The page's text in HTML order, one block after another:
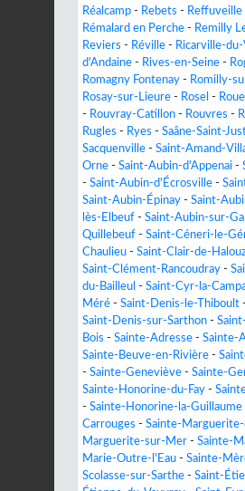
Réalcamp - Rebets - Reffuveille
Rémalard en Perche - Remilly
Reviers - Réville - Ricarville-du-
d'Andaine - Rives-en-Seine -
Romagny Fontenay - Romilly-
Rosay-sur-Lieure - Rosel -
- Rouvray-Catillon - Rouvres -
Rugles - Ryes - Saâne-Saint-
Sacquenville - Saint-Amand-
Orne - Saint-Aubin-d'Appenai -
- Saint-Aubin-d'Écrosville -
Saint-Aubin-Épinay - Saint-
lès-Elbeuf - Saint-Aubin-sur-
Quillebeuf - Saint-Céneri-le-
Chaulieu - Saint-Clair-de-
Saint-Clément-Rancoudray -
du-Bailleul - Saint-Cyr-la-
Méré - Saint-Denis-le-Thiboult -
Saint-Denis-sur-Sarthon -
Bois - Sainte-Adresse - Sainte-
Sainte-Beuve-en-Rivière -
- Sainte-Geneviève - Sainte-
Sainte-Honorine-du-Fay -
- Sainte-Honorine-la-Guillaume
Carrouges - Sainte-
Marguerite-sur-Mer - Sainte-
Marie-Outre-l'Eau - Sainte-
Scolasse-sur-Sarthe - Saint-